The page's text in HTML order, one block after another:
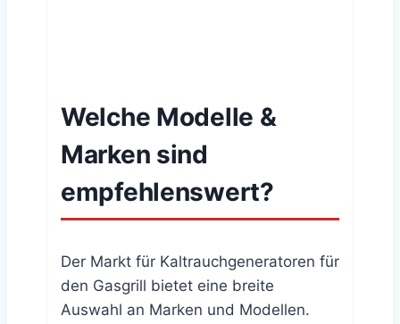
Welche Modelle &
Marken sind
empfehlenswert?
Der Markt für Kaltrauchgeneratoren für
den Gasgrill bietet eine breite
Auswahl an Marken und Modellen.